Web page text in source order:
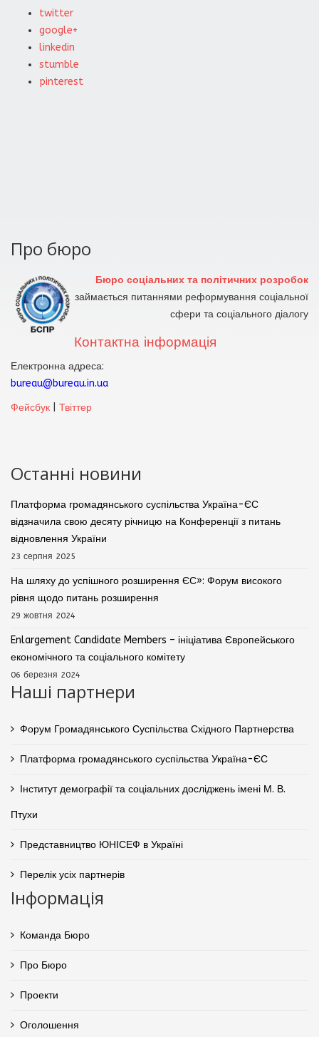
twitter
google+
linkedin
stumble
pinterest
Про бюро
Бюро соціальних та політичних розробок
займається питаннями реформування соціальної
сфери та соціального діалогу
Контактна інформація
Електронна адреса:
bureau@bureau.in.ua
Фейсбук
Твіттер
Останні новини
Платформа громадянського суспільства Україна-ЄС
відзначила свою десяту річницю на Конференції з питань
відновлення України
23 серпня 2025
На шляху до успішного розширення ЄС»: Форум високого
рівня щодо питань розширення
29 жовтня 2024
Enlargement Candidate Members – ініціатива Європейського
економічного та соціального комітету
06 березня 2024
Наші партнери
Форум Громадянського Суспільства Східного Партнерства
Платформа громадянського суспільства Україна-ЄС
Інститут демографії та соціальних досліджень імені М. В.
Птухи
Представництво ЮНІСЕФ в Україні
Перелік усіх партнерів
Інформація
Команда Бюро
Про Бюро
Проекти
Оголошення